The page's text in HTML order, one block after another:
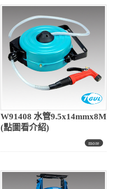
W91408 水管9.5x14mmx8M
(點圖看介紹)